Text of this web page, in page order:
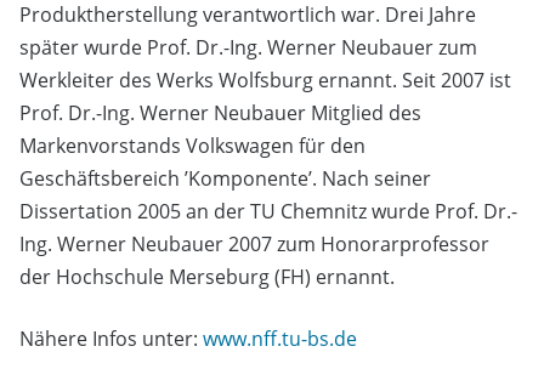
Produktherstellung verantwortlich war. Drei Jahre
später wurde Prof. Dr.-Ing. Werner Neubauer zum
Werkleiter des Werks Wolfsburg ernannt. Seit 2007 ist
Prof. Dr.-Ing. Werner Neubauer Mitglied des
Markenvorstands Volkswagen für den
Geschäftsbereich ’Komponente’. Nach seiner
Dissertation 2005 an der TU Chemnitz wurde Prof. Dr.-
Ing. Werner Neubauer 2007 zum Honorarprofessor
der Hochschule Merseburg (FH) ernannt.
Nähere Infos unter: www.nff.tu-bs.de